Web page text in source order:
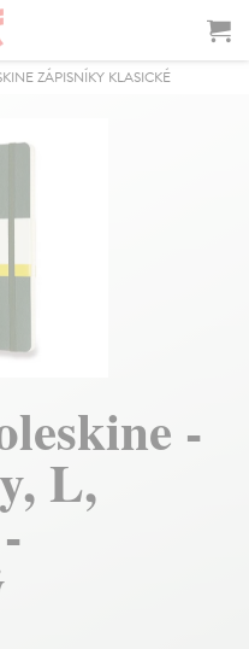
ZÁPISNÍKY KLASICKÉ
-
L,